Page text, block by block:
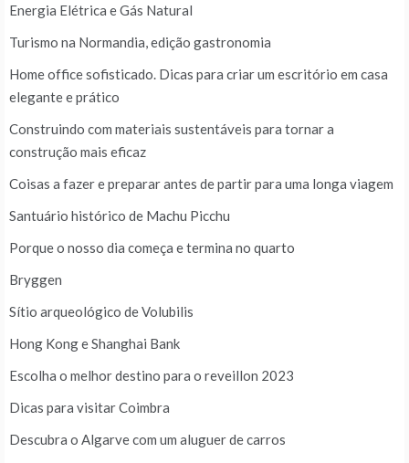
Energia Elétrica e Gás Natural
Turismo na Normandia, edição gastronomia
Home office sofisticado. Dicas para criar um escritório em casa
elegante e prático
Construindo com materiais sustentáveis para tornar a
construção mais eficaz
Coisas a fazer e preparar antes de partir para uma longa viagem
Santuário histórico de Machu Picchu
Porque o nosso dia começa e termina no quarto
Bryggen
Sítio arqueológico de Volubilis
Hong Kong e Shanghai Bank
Escolha o melhor destino para o reveillon 2023
Dicas para visitar Coimbra
Descubra o Algarve com um aluguer de carros